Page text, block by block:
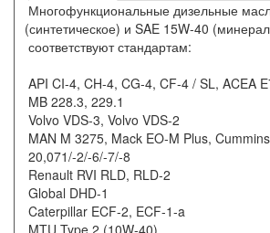
Многофункциональные дизельные
(синтетическое) и SAE 15W-40
соответствуют стандартам:
API CI-4, CH-4, CG-4, CF-4 / SL, ACEA
MB 228.3, 229.1
Volvo VDS-3, Volvo VDS-2
MAN M 3275, Mack EO-M Plus,
20,071/-2/-6/-7/-8
Renault RVI RLD, RLD-2
Global DHD-1
Caterpillar ECF-2, ECF-1-a